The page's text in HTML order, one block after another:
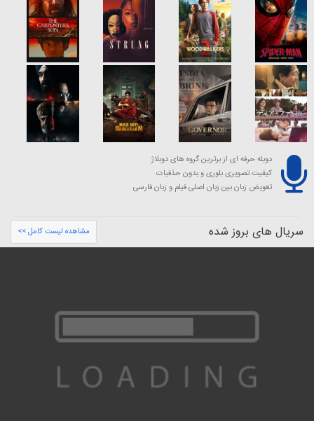
دوبله حرفه ای از برترین گروه های دوبلاژ
کیفیت تصویری بلوری و بدون حذفیات
تعویض زبان بین زبان اصلی فیلم و زبان فارسی
سریال های بروز شده مشاهده لیست کامل >>